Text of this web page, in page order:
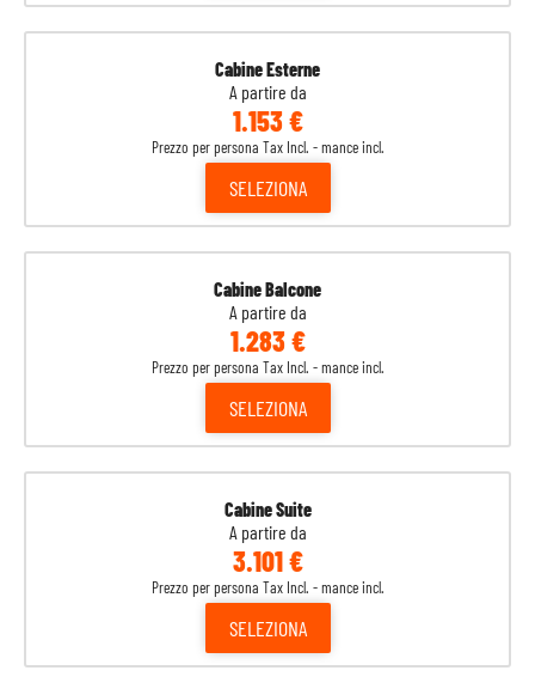
Cabine Esterne
A partire da
1.153 €
Prezzo per persona Tax Incl. - mance incl.
SELEZIONA
Cabine Balcone
A partire da
1.283 €
Prezzo per persona Tax Incl. - mance incl.
SELEZIONA
Cabine Suite
A partire da
3.101 €
Prezzo per persona Tax Incl. - mance incl.
SELEZIONA